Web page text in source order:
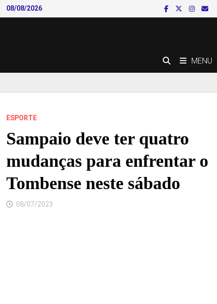
Skip
to
08/08/2026
MENU
ESPORTE
Sampaio deve ter quatro
mudanças para enfrentar o
Tombense neste sábado
08/07/2023